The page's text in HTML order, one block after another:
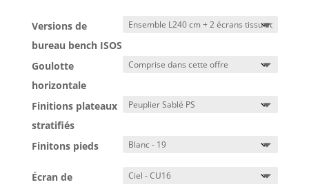
Versions de
bureau bench ISOS
Goulotte
horizontale
Finitions plateaux
stratifiés
Finitons pieds
Écran de